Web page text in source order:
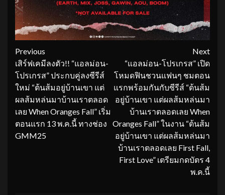
Continue
Reading
Previous
เสิร์ฟเคมีลงตัว!! “แอลม่อน-
โปรเกรส” ประกบคู่ลงซีรีส์
ใหม่ “ต้นส้มอยู่บ้านเขา แต่
ผลส้มหล่นมาบ้านเราตลอด
เลย When Oranges Fall” เริ่ม
ตอนแรก 13 พ.ค.นี้ ทางช่อง
GMM25
Next
“แอลม่อน-โปรเกรส” เปิด
โหมดฟินชวนแฟนๆ ชมตอน
แรกพร้อมกันกับซีรีส์ “ต้นส้ม
อยู่บ้านเขา แต่ผลส้มหล่นมา
บ้านเราตลอดเลย When
Oranges Fall” ในงาน “ต้นส้ม
อยู่บ้านเขา แต่ผลส้มหล่นมา
บ้านเราตลอดเลย First Fall,
First Love” เตรียมกดบัตร 4
พ.ค.นี้